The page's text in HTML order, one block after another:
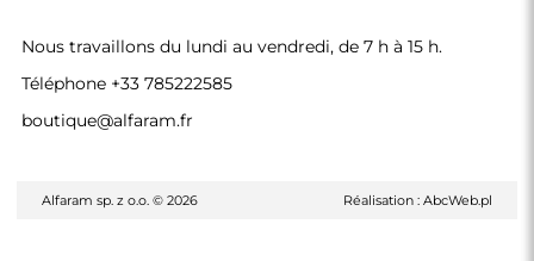
Nous travaillons du lundi au vendredi, de 7 h à 15 h.
Téléphone +33 785222585
boutique@alfaram.fr
Alfaram sp. z o.o. © 2026 Réalisation : AbcWeb.pl